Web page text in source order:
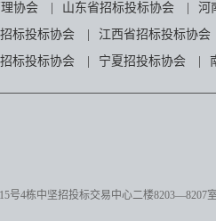
协会
山东省招标投标协会
河
标投标协会
江西省招标投标协会
标投标协会 宁夏招投标协会
号4栋中坚招投标交易中心二楼8203—8207